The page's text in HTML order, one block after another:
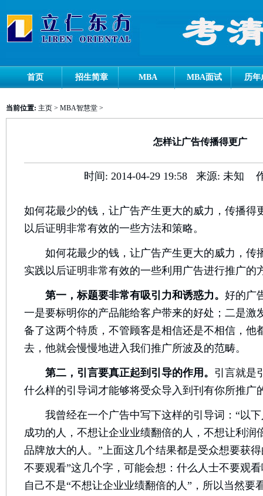
首页 招生简章 MBA MBA面试 历年
当前位置: 主页 > MBA智慧堂 >
怎样让广告传播得更广
时间: 2014-04-29 19:58 来源: 未知
如何花最少的钱，让广告产生更大的威力，传播得
以后证明非常有效的一些方法和策略。
如何花最少的钱，让广告产生更大的威力，传
实践以后证明非常有效的一些利用广告进行推广的
第一，标题要非常有吸引力和诱惑力。 好的广
一是要标明你的产品能给客户带来的好处；二是激
备了这两个特质，不管顾客是相信还是不相信，他
去，他就会慢慢地进入我们推广所波及的范畴。
第二，引言要真正起到引导的作用。 引言就是
什么样的引导词才能够将受众导入到刊有你所推广
我曾经在一个广告中写下这样的引导词：“以下
成功的人，不想让企业业绩翻倍的人，不想让利润
品牌放大的人。”上面这几个结果都是受众想要获
不要观看”这几个字，可能会想：什么人士不要观
自己不是“不想让企业业绩翻倍的人”，所以当然要